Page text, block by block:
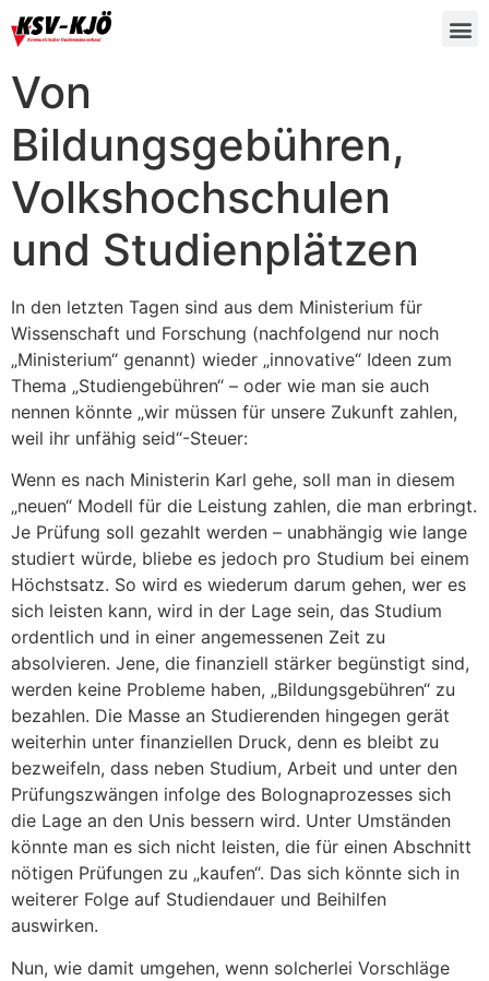
Von
Bildungsgebühren,
Volkshochschulen
und Studienplätzen
In den letzten Tagen sind aus dem Ministerium für
Wissenschaft und Forschung (nachfolgend nur noch
„Ministerium“ genannt) wieder „innovative“ Ideen zum
Thema „Studiengebühren“ – oder wie man sie auch
nennen könnte „wir müssen für unsere Zukunft zahlen,
weil ihr unfähig seid“-Steuer:
Wenn es nach Ministerin Karl gehe, soll man in diesem
„neuen“ Modell für die Leistung zahlen, die man erbringt.
Je Prüfung soll gezahlt werden – unabhängig wie lange
studiert würde, bliebe es jedoch pro Studium bei einem
Höchstsatz. So wird es wiederum darum gehen, wer es
sich leisten kann, wird in der Lage sein, das Studium
ordentlich und in einer angemessenen Zeit zu
absolvieren. Jene, die finanziell stärker begünstigt sind,
werden keine Probleme haben, „Bildungsgebühren“ zu
bezahlen. Die Masse an Studierenden hingegen gerät
weiterhin unter finanziellen Druck, denn es bleibt zu
bezweifeln, dass neben Studium, Arbeit und unter den
Prüfungszwängen infolge des Bolognaprozesses sich
die Lage an den Unis bessern wird. Unter Umständen
könnte man es sich nicht leisten, die für einen Abschnitt
nötigen Prüfungen zu „kaufen“. Das sich könnte sich in
weiterer Folge auf Studiendauer und Beihilfen
auswirken.
Nun, wie damit umgehen, wenn solcherlei Vorschläge